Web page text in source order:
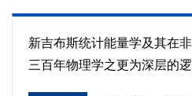
新吉布斯统计能量学及其在
三百年物理学之更为深层的